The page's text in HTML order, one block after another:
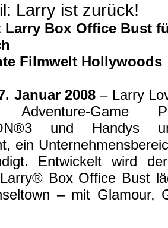
Larry ist zurück!
Larry Box Office Bust
Filmwelt Hollywoods
Januar 2008 – Larry
Adventure-
und Handys
ein
Entwickelt wird
Box Office Bust
– mit Glamour,